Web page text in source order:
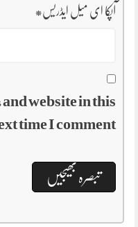
آپکا ای میل ایڈریس*
and website in this
time I comment.